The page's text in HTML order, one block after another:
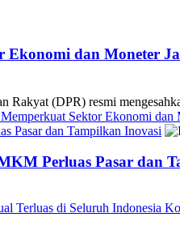
dan Moneter
(DPR) resmi
Sektor Ekonomi dan
Pasar dan Tampilkan Inovasi
Perluas Pasar dan
Terluas di Seluruh Indonesia